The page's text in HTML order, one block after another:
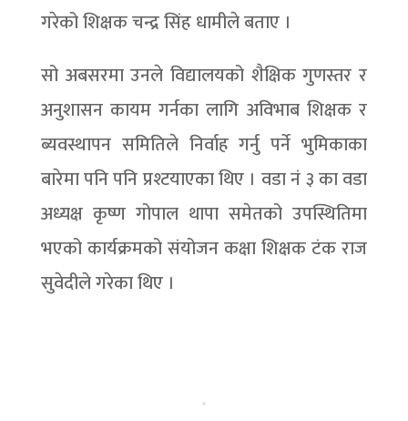
गरेको शिक्षक चन्द्र सिंह धामीले बताए ।
सो अबसरमा उनले विद्यालयको शैक्षिक गुणस्तर र
अनुशासन कायम गर्नका लागि अविभाब शिक्षक र
ब्यवस्थापन समितिले निर्वाह गर्नु पर्ने भुमिकाका
बारेमा पनि पनि प्रश्टयाएका थिए । वडा नं ३ का वडा
अध्यक्ष कृष्ण गोपाल थापा समेतको उपस्थितिमा
भएको कार्यक्रमको संयोजन कक्षा शिक्षक टंक राज
सुवेदीले गरेका थिए ।